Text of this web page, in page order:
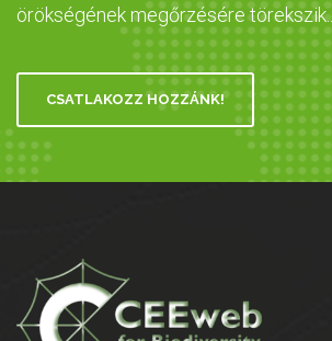
örökségének megőrzésére törekszik..
CSATLAKOZZ HOZZÁNK!